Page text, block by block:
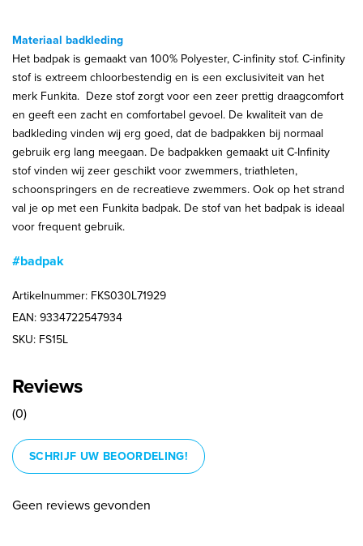
Materiaal badkleding
Het badpak is gemaakt van 100% Polyester, C-infinity stof. C-infinity
stof is extreem chloorbestendig en is een exclusiviteit van het
merk Funkita. Deze stof zorgt voor een zeer prettig draagcomfort
en geeft een zacht en comfortabel gevoel. De kwaliteit van de
badkleding vinden wij erg goed, dat de badpakken bij normaal
gebruik erg lang meegaan. De badpakken gemaakt uit C-Infinity
stof vinden wij zeer geschikt voor zwemmers, triathleten,
schoonspringers en de recreatieve zwemmers. Ook op het strand
val je op met een Funkita badpak. De stof van het badpak is ideaal
voor frequent gebruik.
#badpak
Artikelnummer: FKS030L71929
EAN: 9334722547934
SKU: FS15L
Reviews
(0)
SCHRIJF UW BEOORDELING!
Geen reviews gevonden